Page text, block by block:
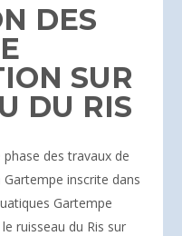
DES
SUR
DU RIS
phase des travaux de
inscrite dans
Gartempe
ruisseau du Ris sur